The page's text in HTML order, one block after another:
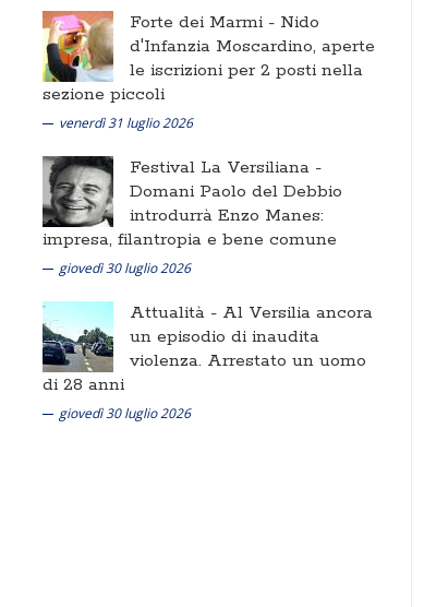
Forte dei Marmi - Nido
d'Infanzia Moscardino, aperte
le iscrizioni per 2 posti nella
sezione piccoli
venerdì 31 luglio 2026
Festival La Versiliana -
Domani Paolo del Debbio
introdurrà Enzo Manes:
impresa, filantropia e bene comune
giovedì 30 luglio 2026
Attualità - Al Versilia ancora
un episodio di inaudita
violenza. Arrestato un uomo
di 28 anni
giovedì 30 luglio 2026